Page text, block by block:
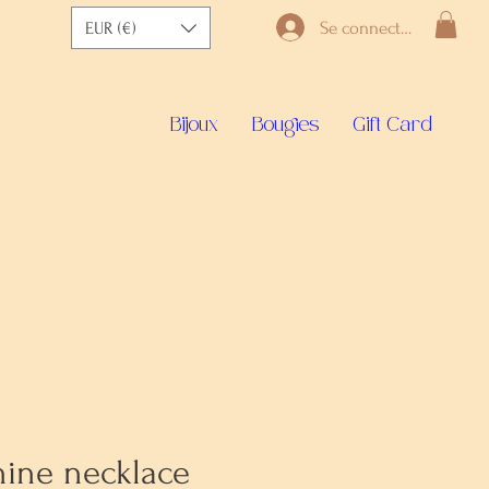
EUR (€) Se connecter
Bijoux Bougies Gift Card
necklace